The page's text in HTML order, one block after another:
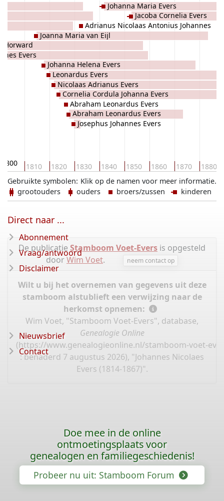
1800 1810 1820 1830 1840 1850 1860 1870 1880
Horward
Evers
Joanna Maria van Eijl
Johanna Helena Evers
Leonardus Evers
Nicolaas Adrianus Evers
Cornelia Cordula Johanna Evers
Abraham Leonardus Evers
Abraham Leonardus Evers
Josephus Johannes Evers
Adrianus Nicolaas Antonius Johannes
Evers
Johanna Maria Evers
Jacoba Cornelia Evers
Klik op de namen voor meer informatie.
Gebruikte symbolen:
grootouders
ouders broers/zussen kinderen
De publicatie Stamboom Voet-Evers is opgesteld
doorWim Voet. neem contact op
Wilt u bij het overnemen van gegevens uit deze
stamboom alstublieft een verwijzing naar de
herkomst opnemen:
Wim Voet, "Stamboom Voet-Evers", database,
Genealogie Online
(https://www.genealogieonline.nl/stamboom-voet-
: benaderd 7 augustus 2026), "Johannes Nicolaes
Evers (1814-1867)".
Direct naar ...
Abonnement
Vraag/antwoord
Disclaimer
Nieuwsbrief
Contact
Doe mee in de online
ontmoetingsplaats voor
genealogen en familiegeschiedenis!
Probeer nu uit: Stamboom Forum